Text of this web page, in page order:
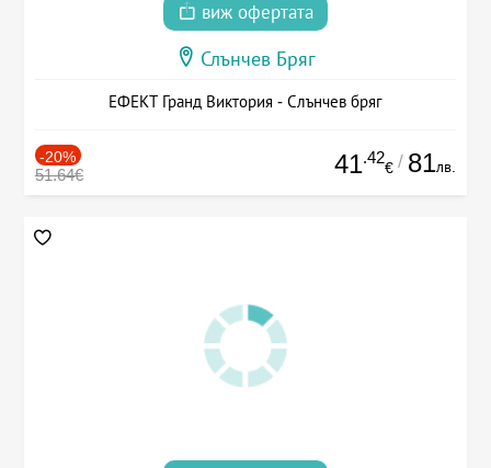
виж офертата
Слънчев Бряг
ЕФЕКТ Гранд Виктория - Слънчев бряг
-20%
51.64€ 41.42
€ / 81лв.